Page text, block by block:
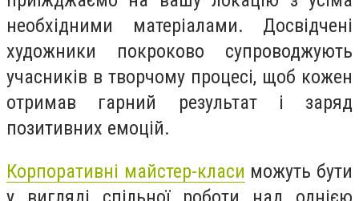
необхідними матеріалами. Досвідчені
художники покроково супроводжують
учасників в творчому процесі, щоб кожен
отримав гарний результат і заряд
позитивних емоцій.
Корпоративні майстер-класи можуть бути